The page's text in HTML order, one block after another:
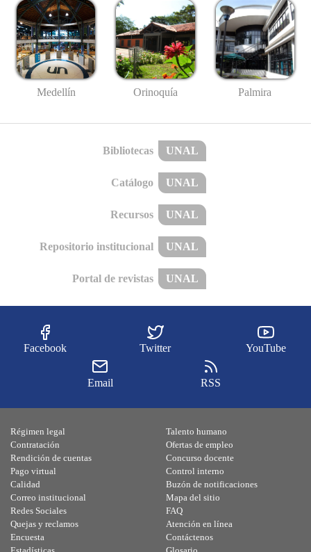
Medellín Orinoquía Palmira
Bibliotecas UNAL
Catálogo UNAL
Recursos UNAL
Repositorio institucional UNAL
Portal de revistas UNAL
Facebook Twitter YouTube
Email RSS
Régimen legal
Contratación
Rendición de cuentas
Pago virtual
Calidad
Talento humano
Ofertas de empleo
Concurso docente
Control interno
Buzón de notificaciones
Correo institucional
Redes Sociales
Quejas y reclamos
Encuesta
Mapa del sitio
FAQ
Atención en línea
Contáctenos